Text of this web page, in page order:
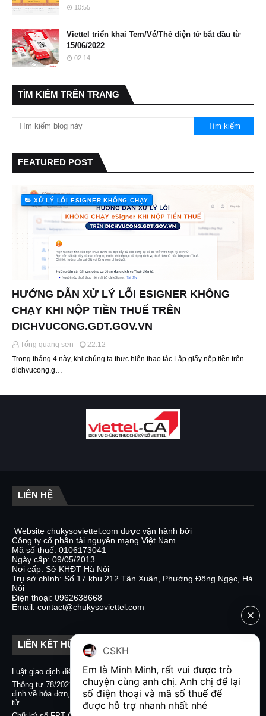
10:55
Viettel triển khai Tem/Vé/Thẻ điện tử bắt đầu từ
15/06/2022
02:14
TÌM KIẾM TRÊN TRANG
FEATURED POST
XỬ LÝ LỖI ESIGNER KHÔNG CHẠY
HƯỚNG DẪN XỬ LÝ LỖI ESIGNER KHÔNG
CHẠY KHI NỘP TIỀN THUẾ TRÊN
DICHVUCONG.GDT.GOV.VN
Tống quang sơn
22:12
Trong tháng 4 này, khi chúng ta thực hiện thao tác Lập giấy nộp tiền trên
dichvucong.g…
LIÊN HỆ
Website chukysoviettel.com được vận hành bởi
Công ty cổ phần tài nguyên mạng Việt Nam
Mã số thuế: 0106173041
Ngày cấp: 09/05/2013
Nơi cấp: Sở KHĐT Hà Nội
Trụ sở chính: Số 17 khu 212 Tân Xuân, Phường Đông Ngạc, Hà
Nội
Điện thoại: 0962638668
Email: contact@chukysoviettel.com
LIÊN KẾT HỮU ÍCH
Luật giao dịch điện tử
Nghị định 130/2018/NĐ-CP
Thông tư 78/2021/TT-BTC quy
định về hóa đơn, chứng từ điện
tử
Chữ ký số CA2 - Nacencomm
Chữ ký số VNPT CA
Chữ ký số BKAV CA
CSKH
Em là Minh Minh, rất vui được trò
chuyện cùng anh chị. Anh chị để lại
số điện thoại và mã số thuế để
được hỗ trợ nhanh nhất nhé